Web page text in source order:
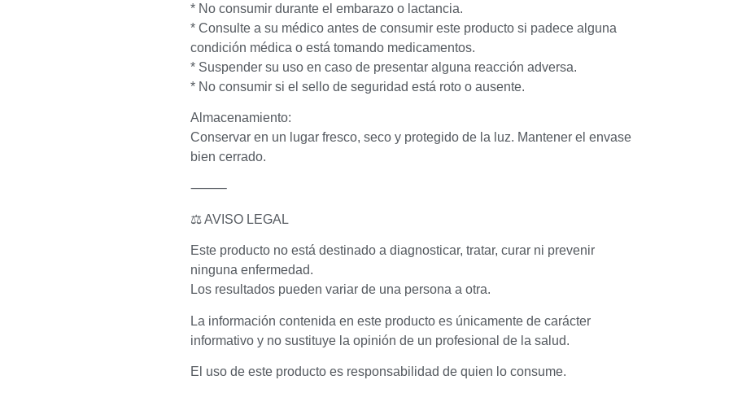
* No consumir durante el embarazo o lactancia.
* Consulte a su médico antes de consumir este producto si padece alguna
condición médica o está tomando medicamentos.
* Suspender su uso en caso de presentar alguna reacción adversa.
* No consumir si el sello de seguridad está roto o ausente.
Almacenamiento:
Conservar en un lugar fresco, seco y protegido de la luz. Mantener el envase
bien cerrado.
⸻
⚖️ AVISO LEGAL
Este producto no está destinado a diagnosticar, tratar, curar ni prevenir
ninguna enfermedad.
Los resultados pueden variar de una persona a otra.
La información contenida en este producto es únicamente de carácter
informativo y no sustituye la opinión de un profesional de la salud.
El uso de este producto es responsabilidad de quien lo consume.